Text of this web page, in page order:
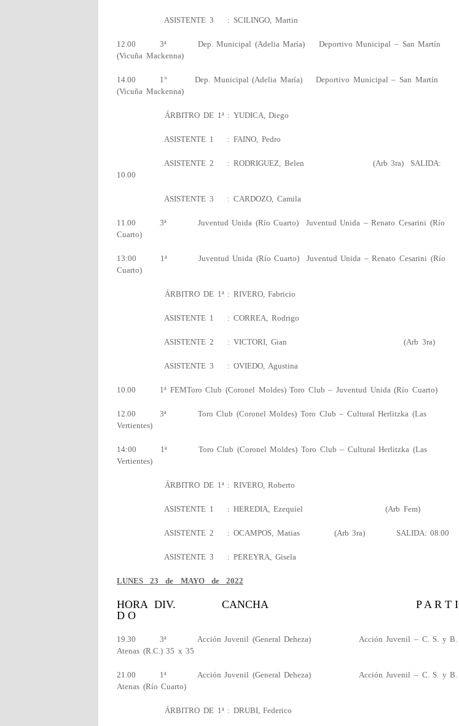
ASISTENTE 3 : SCILINGO, Martin
12.00 3ª Dep. Municipal (Adelia María) Deportivo Municipal – San Martín
(Vicuña Mackenna)
14.00 1° Dep. Municipal (Adelia María) Deportivo Municipal – San Martín
(Vicuña Mackenna)
ÁRBITRO DE 1ª : YUDICA, Diego
ASISTENTE 1 : FAINO, Pedro
ASISTENTE 2 : RODRIGUEZ, Belen (Arb 3ra) SALIDA:
10.00
ASISTENTE 3 : CARDOZO, Camila
11.00 3ª Juventud Unida (Río Cuarto) Juventud Unida – Renato Cesarini (Río
Cuarto)
13:00 1ª Juventud Unida (Río Cuarto) Juventud Unida – Renato Cesarini (Río
Cuarto)
ÁRBITRO DE 1ª : RIVERO, Fabricio
ASISTENTE 1 : CORREA, Rodrigo
ASISTENTE 2 : VICTORI, Gian (Arb 3ra)
ASISTENTE 3 : OVIEDO, Agustina
10.00 1ª FEMToro Club (Coronel Moldes) Toro Club – Juventud Unida (Río Cuarto)
12.00 3ª Toro Club (Coronel Moldes) Toro Club – Cultural Herlitzka (Las
Vertientes)
14:00 1ª Toro Club (Coronel Moldes) Toro Club – Cultural Herlitzka (Las
Vertientes)
ÁRBITRO DE 1ª : RIVERO, Roberto
ASISTENTE 1 : HEREDIA, Ezequiel (Arb Fem)
ASISTENTE 2 : OCAMPOS, Matias (Arb 3ra) SALIDA: 08.00
ASISTENTE 3 : PEREYRA, Gisela
LUNES 23 de MAYO de 2022
HORA DIV. CANCHA P A R T I
D O
19.30 3ª Acción Juvenil (General Deheza) Acción Juvenil – C. S. y B.
Atenas (R.C.) 35 x 35
21.00 1ª Acción Juvenil (General Deheza) Acción Juvenil – C. S. y B.
Atenas (Río Cuarto)
ÁRBITRO DE 1ª : DRUBI, Federico